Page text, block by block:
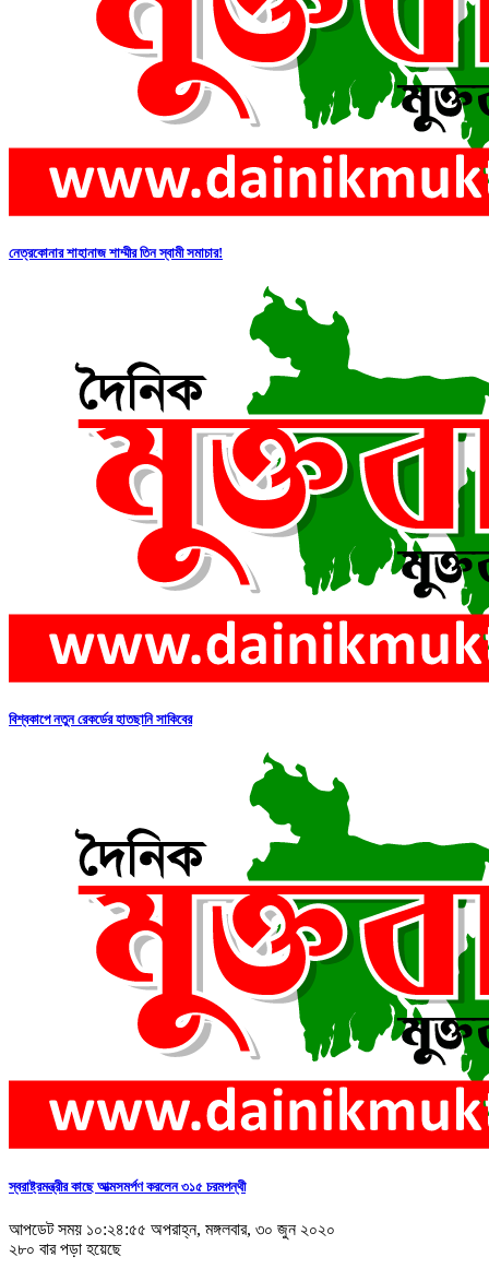
নেত্রকোনার শাহানাজ শাম্মীর তিন স্বামী সমাচার!
বিশ্বকাপে নতুন রেকর্ডের হাতছানি সাকিবের
স্বরাষ্ট্রমন্ত্রীর কাছে আত্মসমর্পণ করলেন ৩১৫ চরমপন্থী
আপডেট সময় ১০:২৪:৫৫ অপরাহ্ন, মঙ্গলবার, ৩০ জুন ২০২০
২৮০ বার পড়া হয়েছে